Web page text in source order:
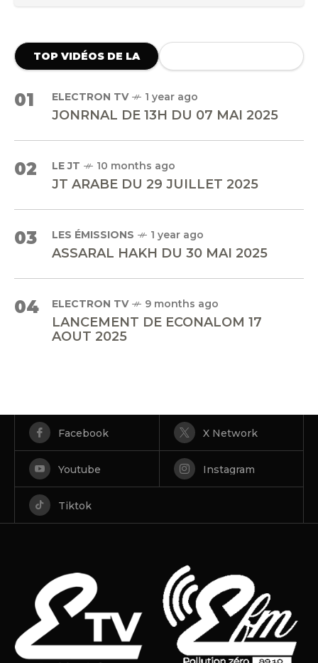
TOP VIDÉOS DE LA
01 ELECTRON TV 1 year ago
JONRNAL DE 13H DU 07 MAI 2025
02 LE JT 10 months ago
JT ARABE DU 29 JUILLET 2025
03 LES ÉMISSIONS 1 year ago
ASSARAL HAKH DU 30 MAI 2025
04 ELECTRON TV 9 months ago
LANCEMENT DE ECONALOM 17
AOUT 2025
Facebook X Network
Youtube Instagram
Tiktok